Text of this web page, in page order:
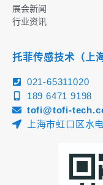
展会新闻
行业资讯
托菲传感技术（上
021-65311020
189 6471 9198
tofi@tofi-
上海市虹口区水